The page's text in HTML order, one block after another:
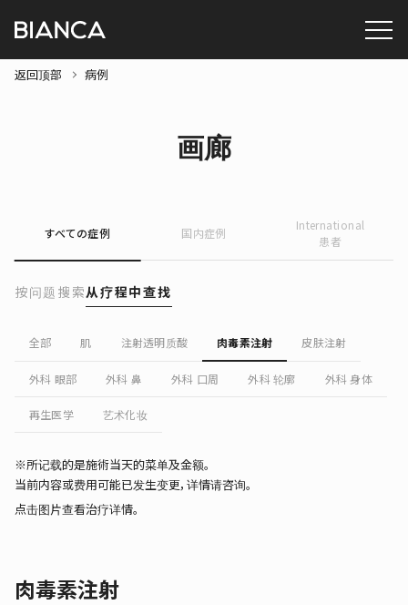
返回顶部 病例
画廊
すべての症例 国内症例
International
患者
按问题搜索从疗程中查找
全部 肌 注射透明质酸 肉毒素注射 皮肤注射
外科 眼部 外科 鼻 外科 口周 外科 轮廓 外科 身体
再生医学 艺术化妆
※所记载的是施術当天的菜单及金额。
当前内容或费用可能已发生变更，详情请咨询。
点击图片查看治疗详情。
肉毒素注射